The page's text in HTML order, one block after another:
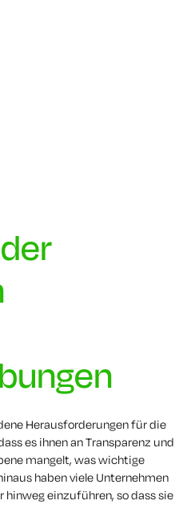
Herausforderungen für die
es ihnen an Transparenz und
mangelt, was wichtige
haben viele Unternehmen
einzuführen, so dass sie